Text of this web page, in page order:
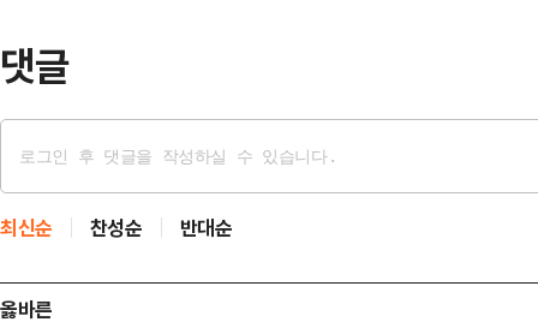
댓글
최신순 찬성순 반대순
옳바른